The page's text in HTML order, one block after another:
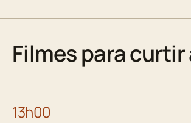
Filmes para curtir
13h00